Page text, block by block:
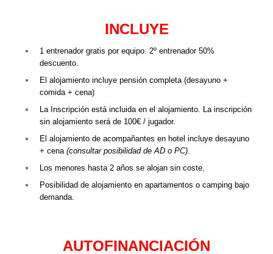
INCLUYE
1 entrenador gratis por equipo. 2º entrenador 50%
descuento.
El alojamiento incluye pensión completa (desayuno +
comida + cena)
La Inscripción está incluida en el alojamiento. La inscripción
sin alojamiento será de 100€ / jugador.
El alojamiento de acompañantes en hotel incluye desayuno
+ cena (consultar posibilidad de AD o PC).
Los menores hasta 2 años se alojan sin coste.
Posibilidad de alojamiento en apartamentos o camping bajo
demanda.
AUTOFINANCIACIÓN